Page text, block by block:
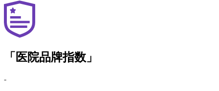
「医院品牌指数」
-